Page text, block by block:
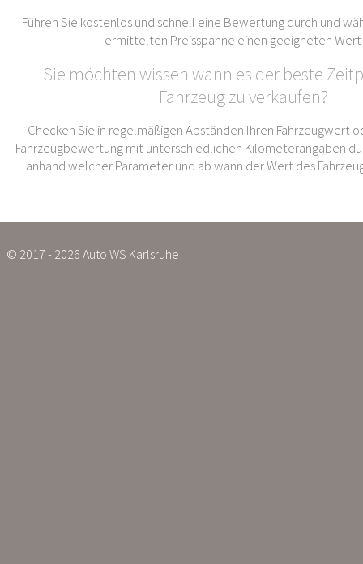
Führen Sie kostenlos und schnell eine Bewertung durch und
ermittelten Preisspanne einen geeigneten Wert
Sie möchten wissen wann es der beste
Fahrzeug zu verkaufen?
Checken Sie in regelmäßigen Abständen Ihren Fahrzeugwert
Fahrzeugbewertung mit unterschiedlichen Kilometerangaben
anhand welcher Parameter und ab wann der Wert des
© 2017 - 2026 Auto WS Karlsruhe